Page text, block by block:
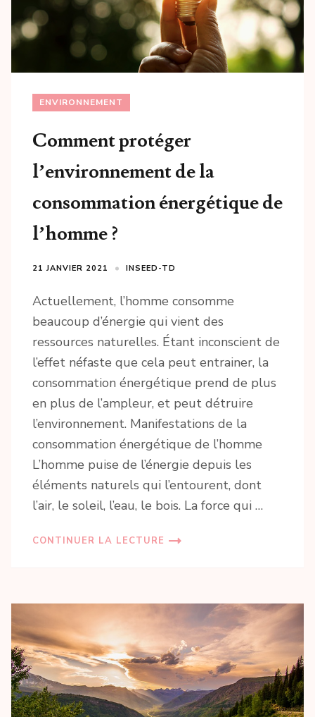
ENVIRONNEMENT
Comment protéger
l’environnement de la
consommation énergétique de
l’homme ?
21 JANVIER 2021 INSEED-TD
Actuellement, l’homme consomme
beaucoup d’énergie qui vient des
ressources naturelles. Étant inconscient de
l’effet néfaste que cela peut entrainer, la
consommation énergétique prend de plus
en plus de l’ampleur, et peut détruire
l’environnement. Manifestations de la
consommation énergétique de l’homme
L’homme puise de l’énergie depuis les
éléments naturels qui l’entourent, dont
l’air, le soleil, l’eau, le bois. La force qui …
CONTINUER LA LECTURE